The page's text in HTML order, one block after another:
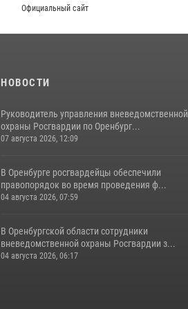
Официальный сайт
НОВОСТИ
Руководитель управления вневедомственной
охраны Росгвардии по Оренбург...
07 августа 2026, 12:09
В Оренбурге росгвардейцы обеспечили
правопорядок во время проведения ф...
04 августа 2026, 07:59
В Оренбургской области сотрудники
вневедомственной охраны Росгвардии з...
04 августа 2026, 06:17